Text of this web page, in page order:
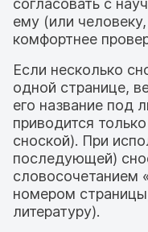
согласовать с
ему (или
комфортнее
Если несколько
одной странице,
его название под
приводится
сноской). При
последующей)
номером
литературу).